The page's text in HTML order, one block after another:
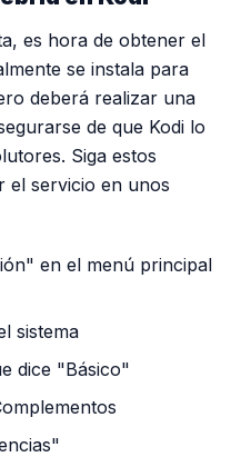
es hora de obtener el
se instala para
deberá realizar una
de que Kodi lo
Siga estos
el servicio en unos
en el menú principal
sistema
dice "Básico"